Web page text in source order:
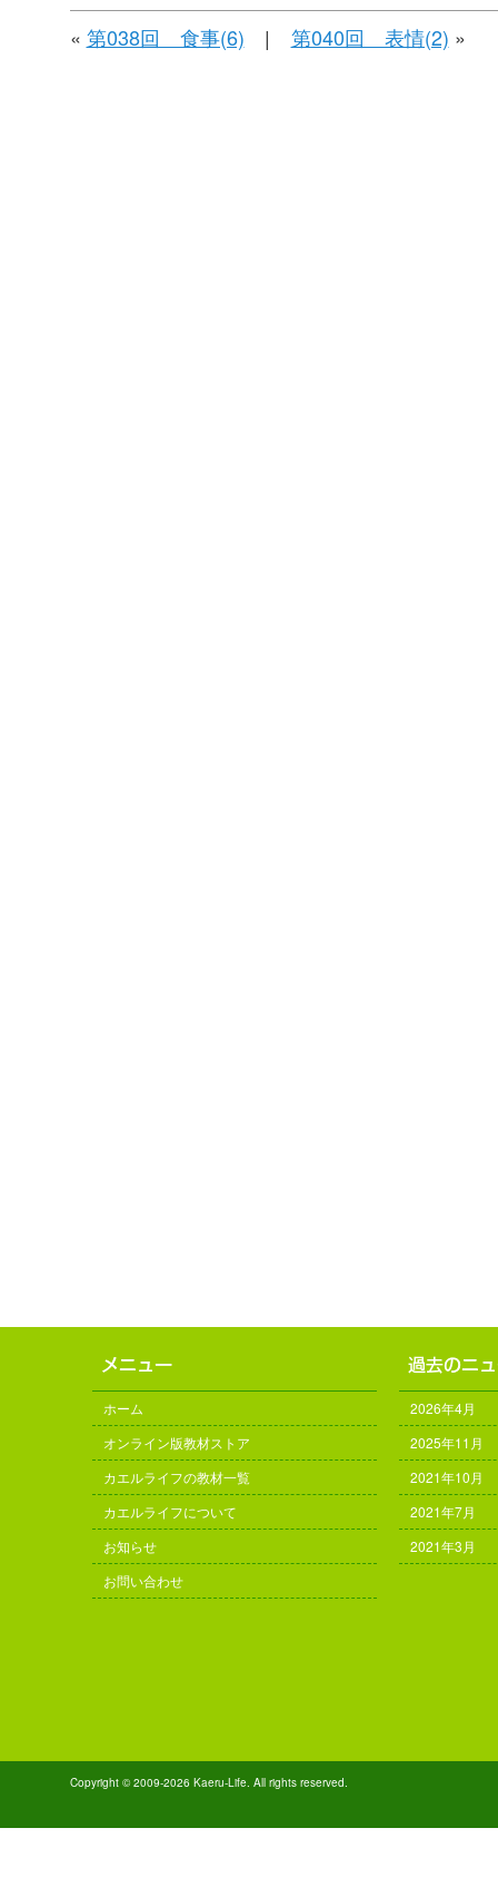
« 第038回 食事(6) | 第040回 表情(2) »
ホーム
オンライン版教材ストア
カエルライフの教材一覧
カエルライフについて
お知らせ
お問い合わせ
2026年4月
2025年11月
2021年10月
2021年7月
2021年3月
Copyright © 2009-2026 Kaeru-Life. All rights reserved.